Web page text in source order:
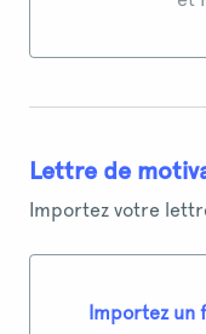
Lettre de
Importez votre
Importez un